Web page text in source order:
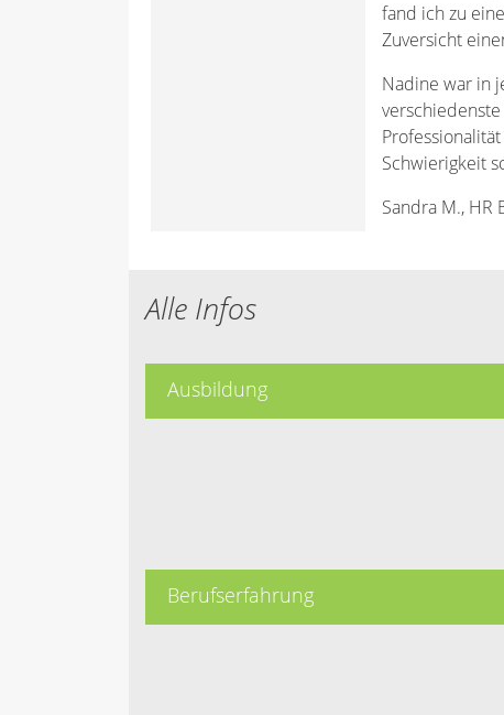
fand ich zu
Zuversicht
Nadine war in
Schwierigkeit
Sandra M., HR
Alle Infos
Ausbildung
Berufserfahrung